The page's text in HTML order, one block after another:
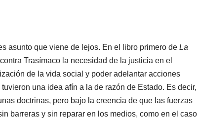
asunto que viene de lejos. En el libro primero de La
Trasímaco la necesidad de la justicia en el
de la vida social y poder adelantar acciones
una idea afín a la de razón de Estado. Es decir,
doctrinas, pero bajo la creencia de que las fuerzas
barreras y sin reparar en los medios, como en el caso